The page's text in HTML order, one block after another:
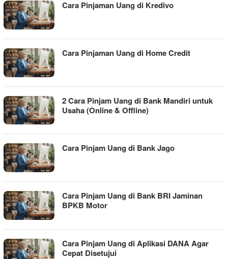
Cara Pinjaman Uang di Kredivo
Cara Pinjaman Uang di Home Credit
2 Cara Pinjam Uang di Bank Mandiri untuk
Usaha (Online & Offline)
Cara Pinjam Uang di Bank Jago
Cara Pinjam Uang di Bank BRI Jaminan
BPKB Motor
Cara Pinjam Uang di Aplikasi DANA Agar
Cepat Disetujui